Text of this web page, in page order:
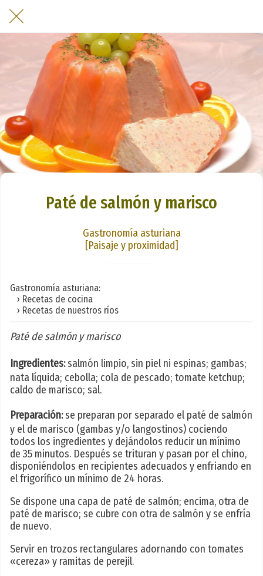
Paté de salmón y marisco
Gastronomía asturiana
[Paisaje y proximidad]
Gastronomía asturiana:
› Recetas de cocina
› Recetas de nuestros ríos
Paté de salmón y marisco
Ingredientes:salmón limpio, sin piel ni espinas; gambas;
nata líquida; cebolla; cola de pescado; tomate ketchup;
caldo de marisco; sal.
Preparación:se preparan por separado el paté de salmón
y el de marisco (gambas y/o langostinos) cociendo
todos los ingredientes y dejándolos reducir un mínimo
de 35 minutos. Después se trituran y pasan por el chino,
disponiéndolos en recipientes adecuados y enfriando en
el frigorífico un mínimo de 24 horas.
Se dispone una capa de paté de salmón; encima, otra de
paté de marisco; se cubre con otra de salmón y se enfría
de nuevo.
Servir en trozos rectangulares adornando con tomates
«cereza» y ramitas de perejil.